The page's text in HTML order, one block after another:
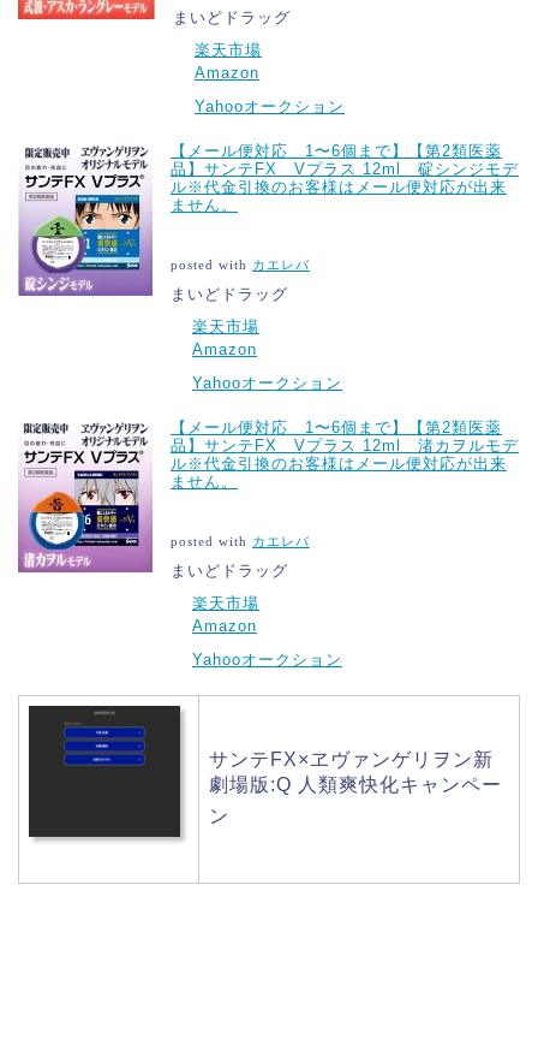
まいどドラッグ
楽天市場
Amazon
Yahooオークション
【メール便対応 1〜6個まで】【第2類医薬
品】サンテFX Vプラス 12ml 碇シンジモデ
ル※代金引換のお客様はメール便対応が出来
ません。
posted with カエレバ
まいどドラッグ
楽天市場
Amazon
Yahooオークション
【メール便対応 1〜6個まで】【第2類医薬
品】サンテFX Vプラス 12ml 渚カヲルモデ
ル※代金引換のお客様はメール便対応が出来
ません。
posted with カエレバ
まいどドラッグ
楽天市場
Amazon
Yahooオークション
サンテFX×ヱヴァンゲリヲン新
劇場版:Q 人類爽快化キャンペー
ン